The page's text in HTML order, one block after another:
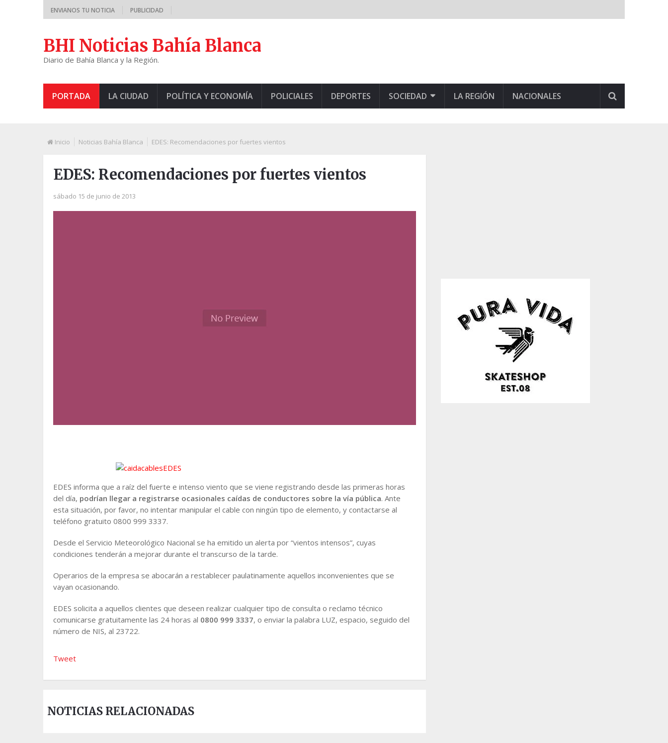
ENVIANOS TU NOTICIA PUBLICIDAD
BHI Noticias Bahía Blanca
Diario de Bahía Blanca y la Región.
PORTADA LA CIUDAD POLÍTICA Y ECONOMÍA POLICIALES DEPORTES SOCIEDAD LA REGIÓN NACIONALES
Inicio Noticias Bahía Blanca EDES: Recomendaciones por fuertes vientos
EDES: Recomendaciones por fuertes vientos
sábado 15 de junio de 2013
EDES informa que a raíz del fuerte e intenso viento que se viene registrando desde las primeras horas
del día, podrían llegar a registrarse ocasionales caídas de conductores sobre la vía pública. Ante
esta situación, por favor, no intentar manipular el cable con ningún tipo de elemento, y contactarse al
teléfono gratuito 0800 999 3337.
Desde el Servicio Meteorológico Nacional se ha emitido un alerta por “vientos intensos”, cuyas
condiciones tenderán a mejorar durante el transcurso de la tarde.
Operarios de la empresa se abocarán a restablecer paulatinamente aquellos inconvenientes que se
vayan ocasionando.
EDES solicita a aquellos clientes que deseen realizar cualquier tipo de consulta o reclamo técnico
comunicarse gratuitamente las 24 horas al 0800 999 3337, o enviar la palabra LUZ, espacio, seguido del
número de NIS, al 23722.
Tweet
NOTICIAS RELACIONADAS